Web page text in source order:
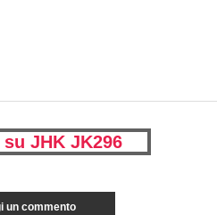
JHK JK296
un commento